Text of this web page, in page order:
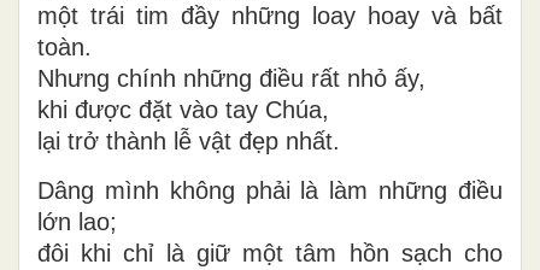
một trái tim đầy những loay hoay và bất
toàn.
Nhưng chính những điều rất nhỏ ấy,
khi được đặt vào tay Chúa,
lại trở thành lễ vật đẹp nhất.
Dâng mình không phải là làm những điều
lớn lao;
đôi khi chỉ là giữ một tâm hồn sạch cho